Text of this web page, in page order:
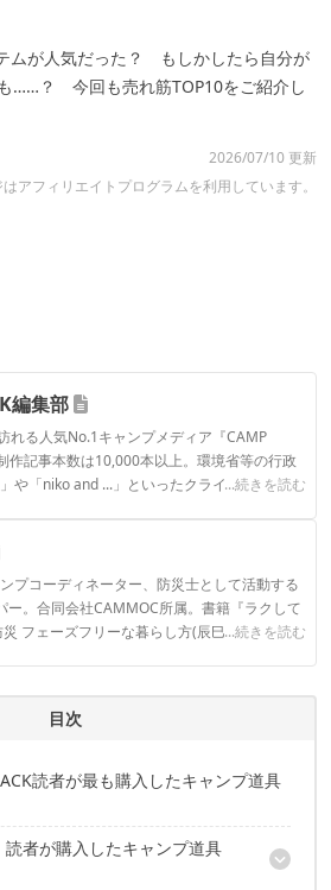
ムが人気だった？ もしかしたら自分が
……？ 今回も売れ筋TOP10をご紹介し
2026/07/10 更新
アフィリエイトプログラムを利用しています。
編集部
れる人気No.1キャンプメディア『CAMP
作記事本数は10,000本以上。環境省等の行政
や「niko and ...」といったクライアントとの
...続きを読む
集部のプロフィール
プコーディネーター、防災士として活動する
ー。合同会社CAMMOC所属。書籍『ラクして
フェーズフリーな暮らし方(辰巳出版)』『う
HACKライター
...続きを読む
目次
読者が最も購入したキャンプ道具
読者が購入したキャンプ道具